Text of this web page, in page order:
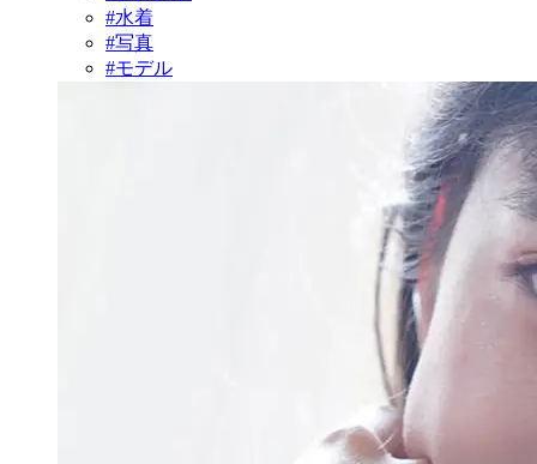
#水着
#写真
#モデル